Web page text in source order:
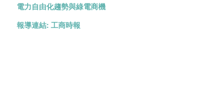
電力自由化趨勢與綠電商機
報導連結: 工商時報